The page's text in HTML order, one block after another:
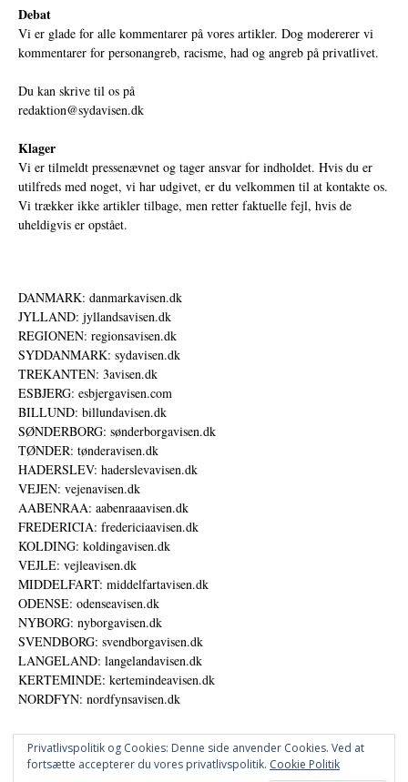
Debat
Vi er glade for alle kommentarer på vores artikler. Dog modererer vi
kommentarer for personangreb, racisme, had og angreb på privatlivet.
Du kan skrive til os på
redaktion@sydavisen.dk
Klager
Vi er tilmeldt pressenævnet og tager ansvar for indholdet. Hvis du er
utilfreds med noget, vi har udgivet, er du velkommen til at kontakte os.
Vi trækker ikke artikler tilbage, men retter faktuelle fejl, hvis de
uheldigvis er opstået.
DANMARK: danmarkavisen.dk
JYLLAND: jyllandsavisen.dk
REGIONEN: regionsavisen.dk
SYDDANMARK: sydavisen.dk
TREKANTEN: 3avisen.dk
ESBJERG: esbjergavisen.com
BILLUND: billundavisen.dk
SØNDERBORG: sønderborgavisen.dk
TØNDER: tønderavisen.dk
HADERSLEV: haderslevavisen.dk
VEJEN: vejenavisen.dk
AABENRAA: aabenraaavisen.dk
FREDERICIA: fredericiaavisen.dk
KOLDING: koldingavisen.dk
VEJLE: vejleavisen.dk
MIDDELFART: middelfartavisen.dk
ODENSE: odenseavisen.dk
NYBORG: nyborgavisen.dk
SVENDBORG: svendborgavisen.dk
LANGELAND: langelandavisen.dk
KERTEMINDE: kertemindeavisen.dk
NORDFYN: nordfynsavisen.dk
Privatlivspolitik og Cookies: Denne side anvender Cookies. Ved at
fortsætte accepterer du vores privatlivspolitik. Cookie Politik